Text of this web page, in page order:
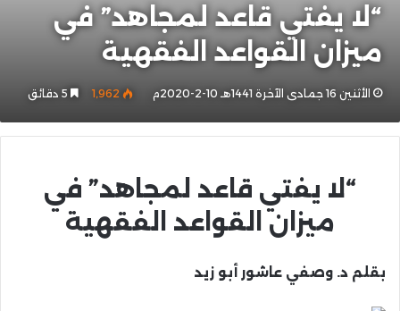
“لا يفتي قاعد لمجاهد” في
ميزان القواعد الفقهية
الأثنين 16 جمادى الآخرة 1441هـ 10-2-2020م 1٬962
“لا يفتي قاعد لمجاهد” في
ميزان القواعد الفقهية
بقلم د. وصفي عاشور أبو زيد